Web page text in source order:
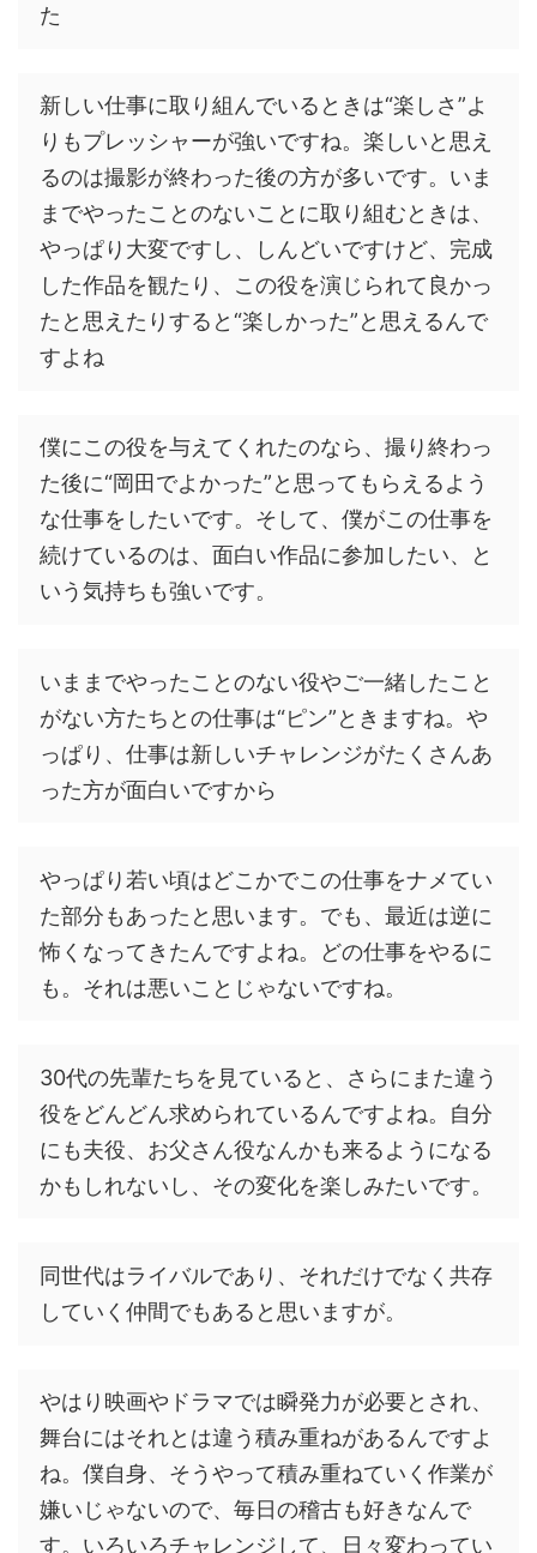
た
新しい仕事に取り組んでいるときは“楽しさ”よ
りもプレッシャーが強いですね。楽しいと思え
るのは撮影が終わった後の方が多いです。いま
までやったことのないことに取り組むときは、
やっぱり大変ですし、しんどいですけど、完成
した作品を観たり、この役を演じられて良かっ
たと思えたりすると“楽しかった”と思えるんで
すよね
僕にこの役を与えてくれたのなら、撮り終わっ
た後に“岡田でよかった”と思ってもらえるよう
な仕事をしたいです。そして、僕がこの仕事を
続けているのは、面白い作品に参加したい、と
いう気持ちも強いです。
いままでやったことのない役やご一緒したこと
がない方たちとの仕事は“ピン”ときますね。や
っぱり、仕事は新しいチャレンジがたくさんあ
った方が面白いですから
やっぱり若い頃はどこかでこの仕事をナメてい
た部分もあったと思います。でも、最近は逆に
怖くなってきたんですよね。どの仕事をやるに
も。それは悪いことじゃないですね。
30代の先輩たちを見ていると、さらにまた違う
役をどんどん求められているんですよね。自分
にも夫役、お父さん役なんかも来るようになる
かもしれないし、その変化を楽しみたいです。
同世代はライバルであり、それだけでなく共存
していく仲間でもあると思いますが。
やはり映画やドラマでは瞬発力が必要とされ、
舞台にはそれとは違う積み重ねがあるんですよ
ね。僕自身、そうやって積み重ねていく作業が
嫌いじゃないので、毎日の稽古も好きなんで
す。いろいろチャレンジして、日々変わってい